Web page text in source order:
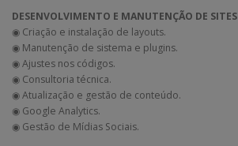
DESENVOLVIMENTO E MANUTENÇÃO DE SITES
◉ Criação e instalação de layouts.
◉ Manutenção de sistema e plugins.
◉ Ajustes nos códigos.
◉ Consultoria técnica.
◉ Atualização e gestão de conteúdo.
◉ Google Analytics.
◉ Gestão de Mídias Sociais.